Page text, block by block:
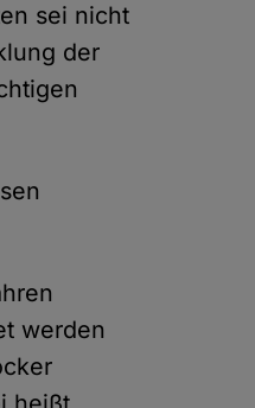
sei nicht
der
werden